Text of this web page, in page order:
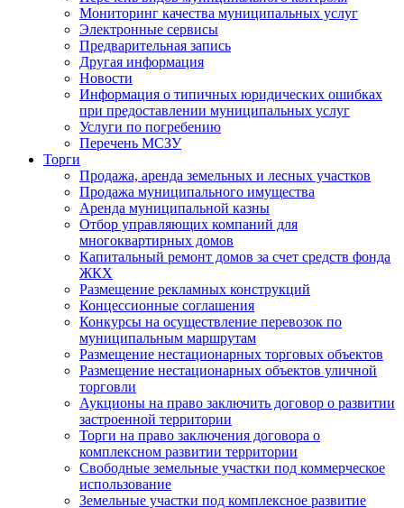
Мониторинг качества муниципальных услуг
Электронные сервисы
Предварительная запись
Другая информация
Новости
Информация о типичных юридических ошибках
при предоставлении муниципальных услуг
Услуги по погребению
Перечень МСЗУ
Торги
Продажа, аренда земельных и лесных участков
Продажа муниципального имущества
Аренда муниципальной казны
Отбор управляющих компаний для
многоквартирных домов
Капитальный ремонт домов за счет средств фонда
ЖКХ
Размещение рекламных конструкций
Концессионные соглашения
Конкурсы на осуществление перевозок по
муниципальным маршрутам
Размещение нестационарных торговых объектов
Размещение нестационарных объектов уличной
торговли
Аукционы на право заключить договор о развитии
застроенной территории
Торги на право заключения договора о
комплексном развитии территории
Свободные земельные участки под коммерческое
использование
Земельные участки под комплексное развитие